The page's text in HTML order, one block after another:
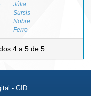
Júlia
Sursis
Nobre
Ferro
4 a 5 de 5
- GID